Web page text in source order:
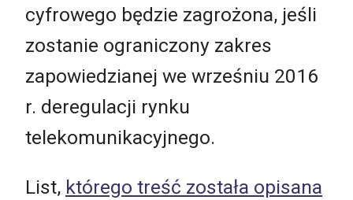
cyfrowego będzie zagrożona, jeśli
zostanie ograniczony zakres
zapowiedzianej we wrześniu 2016
r. deregulacji rynku
telekomunikacyjnego.
List, którego treść została opisana